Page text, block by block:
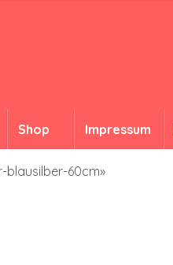
Shop Impressum
60cm»